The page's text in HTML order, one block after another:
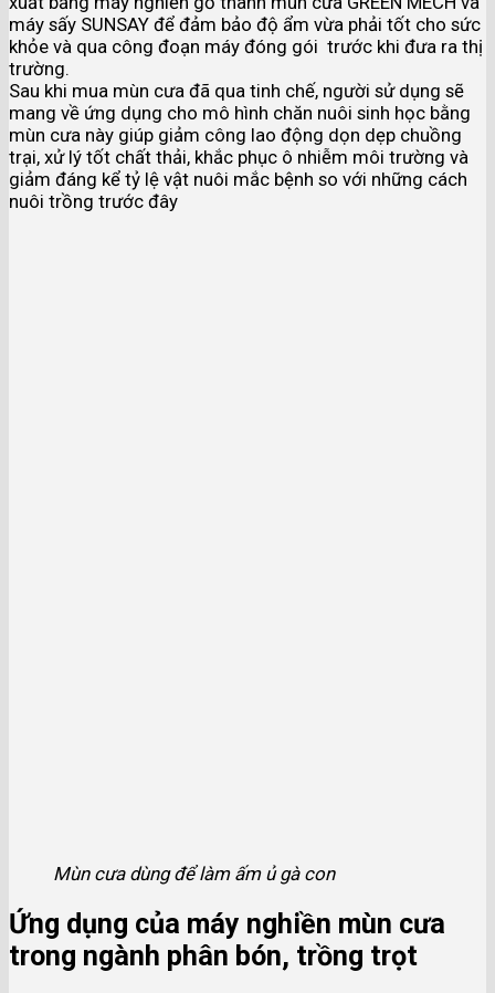
máy sấy SUNSAY để đảm bảo độ ẩm vừa phải tốt cho sức
khỏe và qua công đoạn máy đóng gói trước khi đưa ra thị
trường.
Sau khi mua mùn cưa đã qua tinh chế, người sử dụng sẽ
mang về ứng dụng cho mô hình chăn nuôi sinh học bằng
mùn cưa này giúp giảm công lao động dọn dẹp chuồng
trại, xử lý tốt chất thải, khắc phục ô nhiễm môi trường và
giảm đáng kể tỷ lệ vật nuôi mắc bệnh so với những cách
nuôi trồng trước đây
Mùn cưa dùng để làm ấm ủ gà con
Ứng dụng của máy nghiền mùn cưa
trong ngành phân bón, trồng trọt